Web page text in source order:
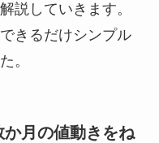
説していきます。
きるだけシンプル
。
月の値動きをね